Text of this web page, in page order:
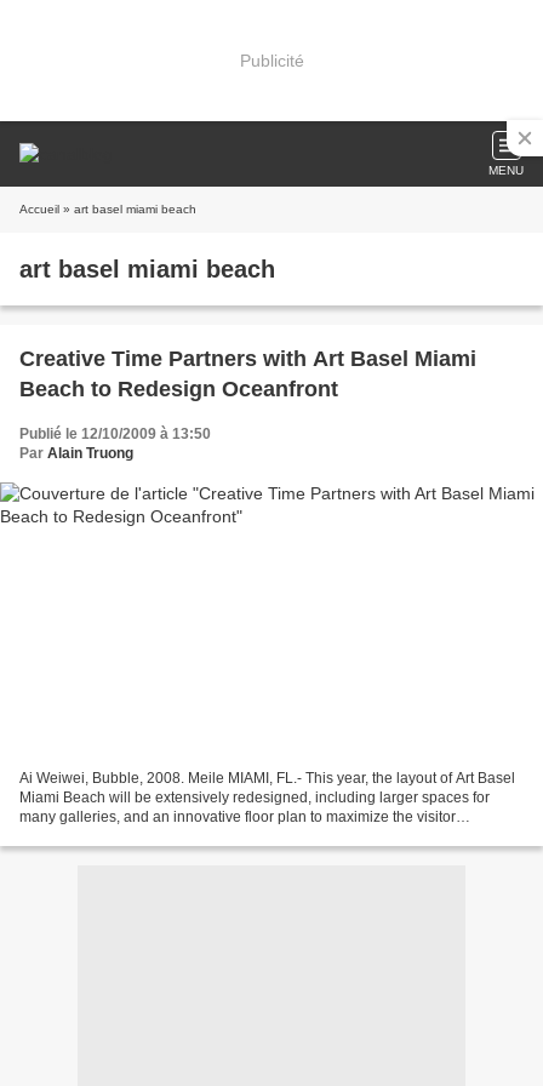
Publicité
MENU
Accueil » art basel miami beach
art basel miami beach
Creative Time Partners with Art Basel Miami
Beach to Redesign Oceanfront
Publié le 12/10/2009 à 13:50
Par Alain Truong
Ai Weiwei, Bubble, 2008. Meile MIAMI, FL.- This year, the layout of Art Basel
Miami Beach will be extensively redesigned, including larger spaces for
many galleries, and an innovative floor plan to maximize the visitor